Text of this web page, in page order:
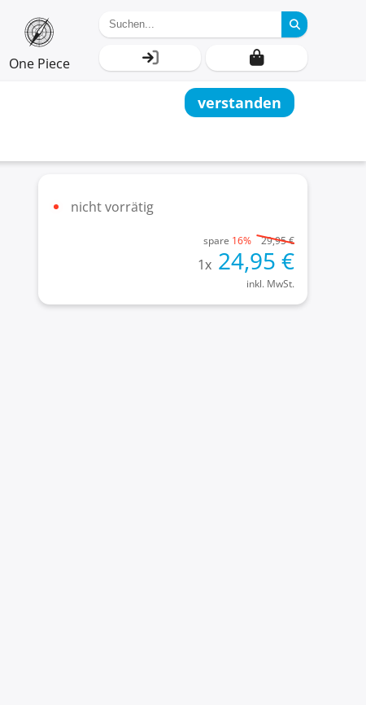
One Piece
verstanden
nicht vorrätig
spare 16% 29,95€
1x 24,95 €
inkl. MwSt.